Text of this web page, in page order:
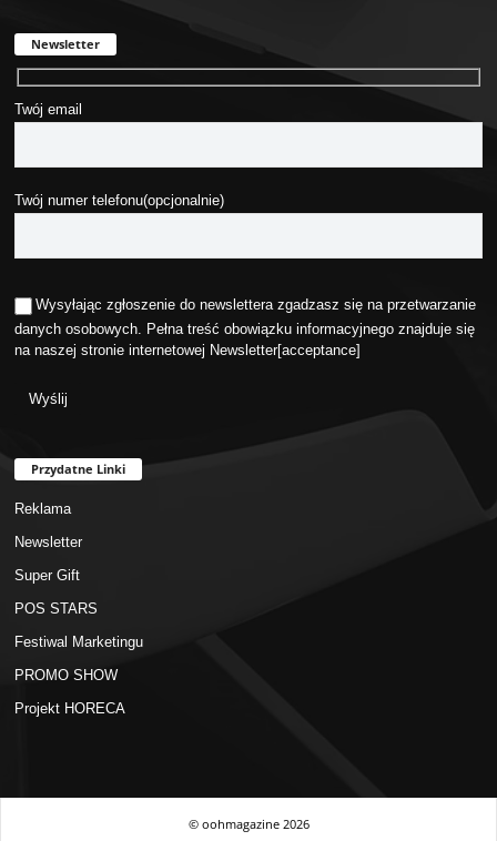
Newsletter
Twój email
Twój numer telefonu(opcjonalnie)
Wysyłając zgłoszenie do newslettera zgadzasz się na przetwarzanie
danych osobowych. Pełna treść obowiązku informacyjnego znajduje się
na naszej stronie internetowej Newsletter[acceptance]
Przydatne Linki
Reklama
Newsletter
Super Gift
POS STARS
Festiwal Marketingu
PROMO SHOW
Projekt HORECA
© oohmagazine2026